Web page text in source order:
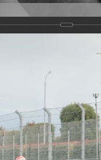
Базы данных